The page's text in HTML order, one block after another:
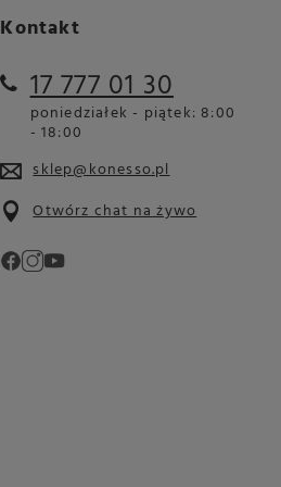
Kontakt
17 777 01 30
poniedziałek - piątek: 8:00
- 18:00
sklep@konesso.pl
Otwórz chat na żywo